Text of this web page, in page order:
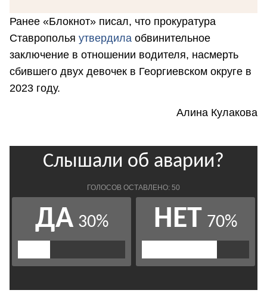
Ранее «Блокнот» писал, что прокуратура
Ставрополья утвердила обвинительное
заключение в отношении водителя, насмерть
сбившего двух девочек в Георгиевском округе в
2023 году.
Алина Кулакова